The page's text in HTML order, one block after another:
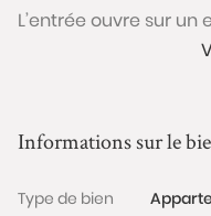
L’entrée ouvre sur
plus de 55 m²
(baignoire et
complètent ce bien.
Informations sur le
Type de bien